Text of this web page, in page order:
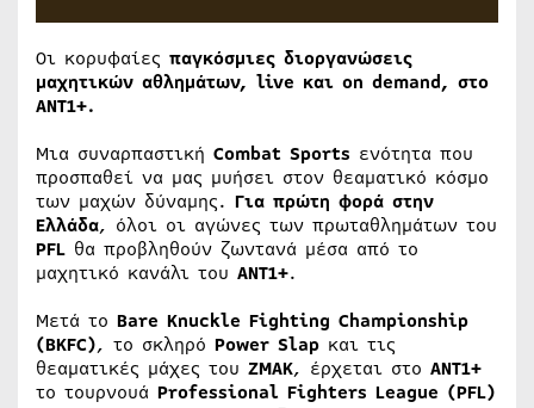
Οι κορυφαίες παγκόσμιες διοργανώσεις
μαχητικών αθλημάτων, live και on demand, στο
AΝΤ1+.
Μια συναρπαστική Combat Sports ενότητα που
προσπαθεί να μας μυήσει στον θεαματικό κόσμο
των μαχών δύναμης. Για πρώτη φορά στην
Ελλάδα, όλοι οι αγώνες των πρωταθλημάτων του
PFL θα προβληθούν ζωντανά μέσα από το
μαχητικό κανάλι του ΑΝΤ1+.
Μετά το Bare Knuckle Fighting Championship
(BKFC), το σκληρό Power Slap και τις
θεαματικές μάχες του ΖΜΑΚ, έρχεται στο ΑΝΤ1+
το τουρνουά Professional Fighters League (PFL)